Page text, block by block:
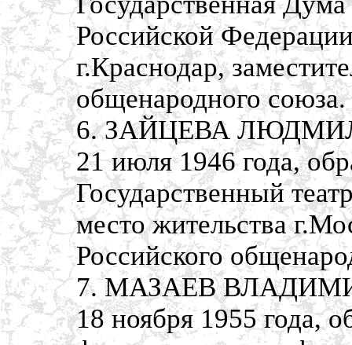
Российской
г.Краснодар,
общенародного союза.
6. ЗАЙЦЕВА
21 июля 1946 года,
Государственный
место жительства
Российского
7. МАЗАЕВ
18 ноября 1955 года,